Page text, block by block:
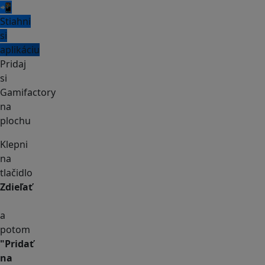
📲
Stiahni
si
aplikáciu
Pridaj
si
Gamifactory
na
plochu
Klepni
na
tlačidlo
Zdieľať
a
potom
"Pridať
na